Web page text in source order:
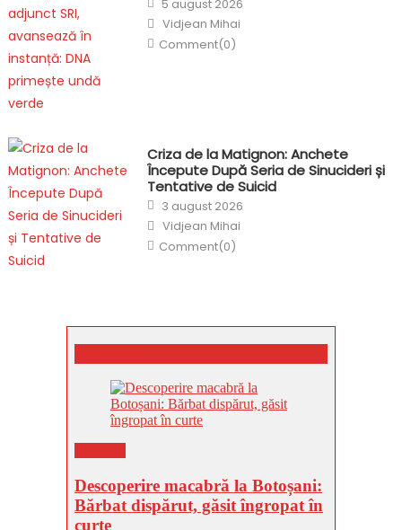
on
5 august 2026
Author
Vidjean Mihai
Comment(0)
Criza de la Matignon: Anchete
Începute După Seria de Sinucideri și
Tentative de Suicid
Posted
on
3 august 2026
Author
Vidjean Mihai
Comment(0)